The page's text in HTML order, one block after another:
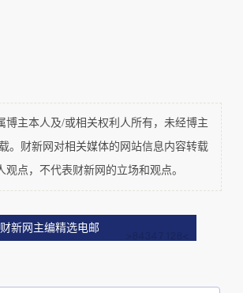
主本人及/或相关权利人所有，未经博主
。财新网对相关媒体的网站信息内容转载
点，不代表财新网的立场和观点。
新网主编精选电邮